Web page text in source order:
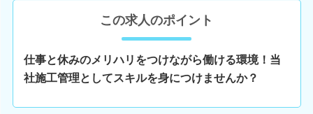
この求人のポイント
仕事と休みのメリハリをつけながら働ける環境！当
社施工管理としてスキルを身につけませんか？